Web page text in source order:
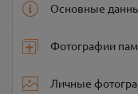
Основные
Фотографии
Личные